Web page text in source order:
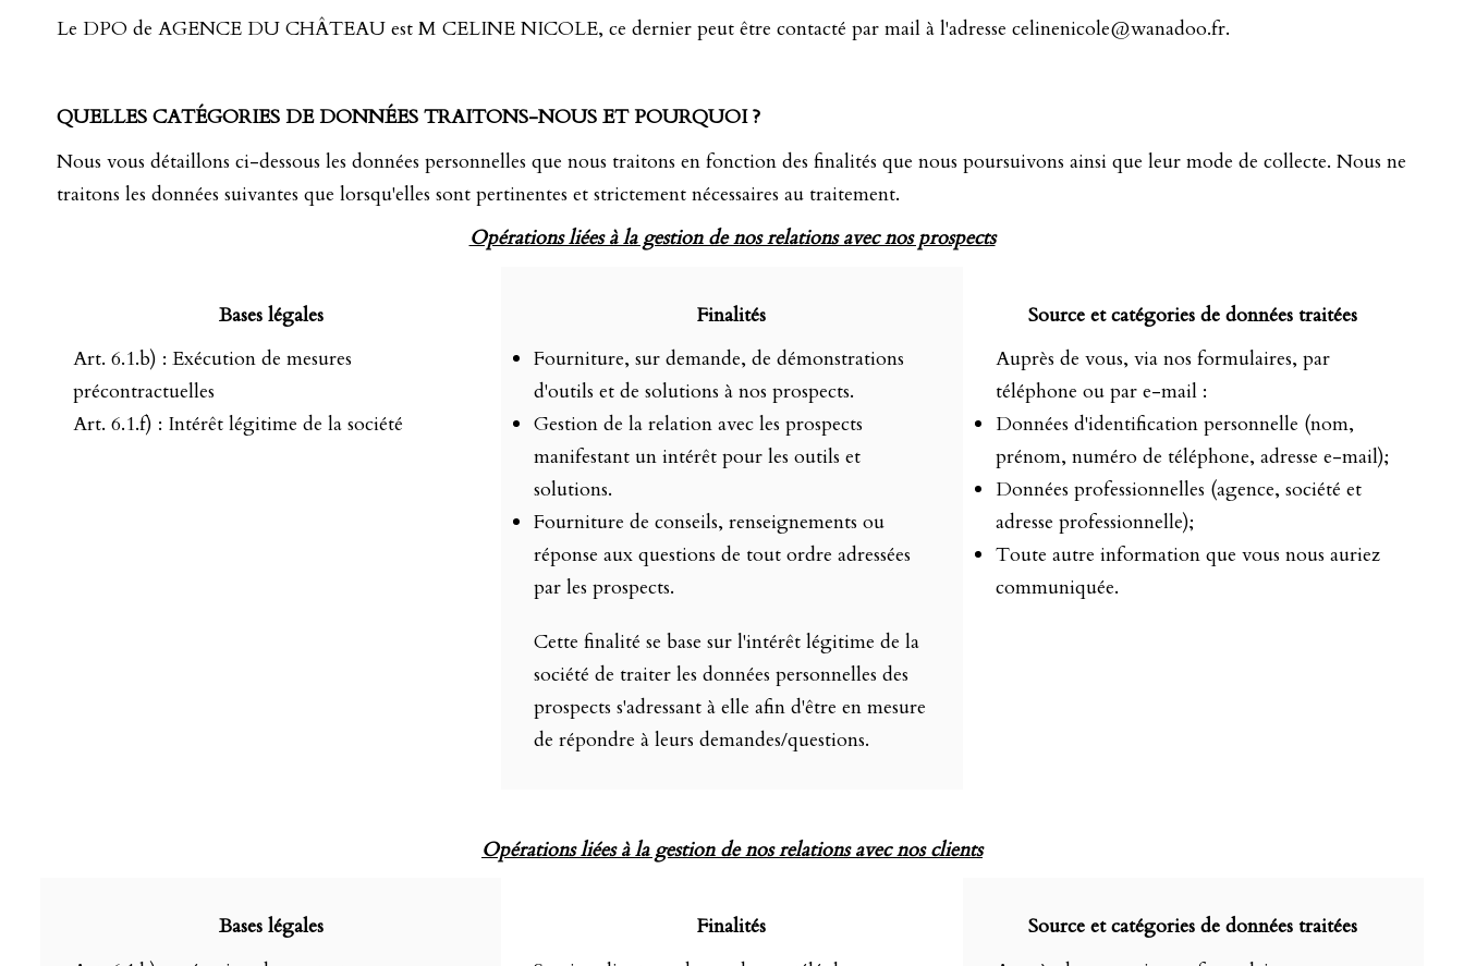
Le DPO de AGENCE DU CHÂTEAU est M CELINE NICOLE, ce dernier peut être contacté par mail à l'adresse celinenicole@wanadoo.fr.
QUELLES CATÉGORIES DE DONNÉES TRAITONS-NOUS ET POURQUOI ?
Nous vous détaillons ci-dessous les données personnelles que nous traitons en fonction des finalités que nous poursuivons ainsi que leur mode de collecte. Nous ne
traitons les données suivantes que lorsqu'elles sont pertinentes et strictement nécessaires au traitement.
Opérations liées à la gestion de nos relations avec nos prospects
Bases légales
Art. 6.1.b) : Exécution de mesures
précontractuelles
Art. 6.1.f) : Intérêt légitime de la société
Finalités
Fourniture, sur demande, de démonstrations
d'outils et de solutions à nos prospects.
Gestion de la relation avec les prospects
manifestant un intérêt pour les outils et
solutions.
Fourniture de conseils, renseignements ou
réponse aux questions de tout ordre adressées
par les prospects.
Cette finalité se base sur l'intérêt légitime de la
société de traiter les données personnelles des
prospects s'adressant à elle afin d'être en mesure
de répondre à leurs demandes/questions.
Source et catégories de données traitées
Auprès de vous, via nos formulaires, par
téléphone ou par e-mail :
Données d'identification personnelle (nom,
prénom, numéro de téléphone, adresse e-mail);
Données professionnelles (agence, société et
adresse professionnelle);
Toute autre information que vous nous auriez
communiquée.
Opérations liées à la gestion de nos relations avec nos clients
Bases légales
Finalités
Source et catégories de données traitées